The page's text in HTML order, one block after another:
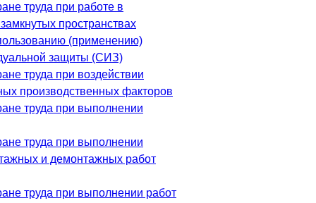
труда при работе в
пространствах
(применению)
защиты (СИЗ)
труда при воздействии
производственных факторов
труда при выполнении
труда при выполнении
и демонтажных работ
труда при выполнении работ